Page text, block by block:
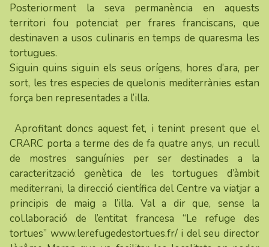
Posteriorment la seva permanència en aquests
territori fou potenciat per frares franciscans, que
destinaven a usos culinaris en temps de quaresma les
tortugues.
Siguin quins siguin els seus orígens, hores d’ara, per
sort, les tres especies de quelonis mediterrànies estan
força ben representades a l’illa.
Aprofitant doncs aquest fet, i tenint present que el
CRARC porta a terme des de fa quatre anys, un recull
de mostres sanguínies per ser destinades a la
caracterització genètica de les tortugues d’àmbit
mediterrani, la direcció científica del Centre va viatjar a
principis de maig a l’illa. Val a dir que, sense la
col.laboració de l’entitat francesa “Le refuge des
tortues” www.lerefugedestortues.fr/i del seu director